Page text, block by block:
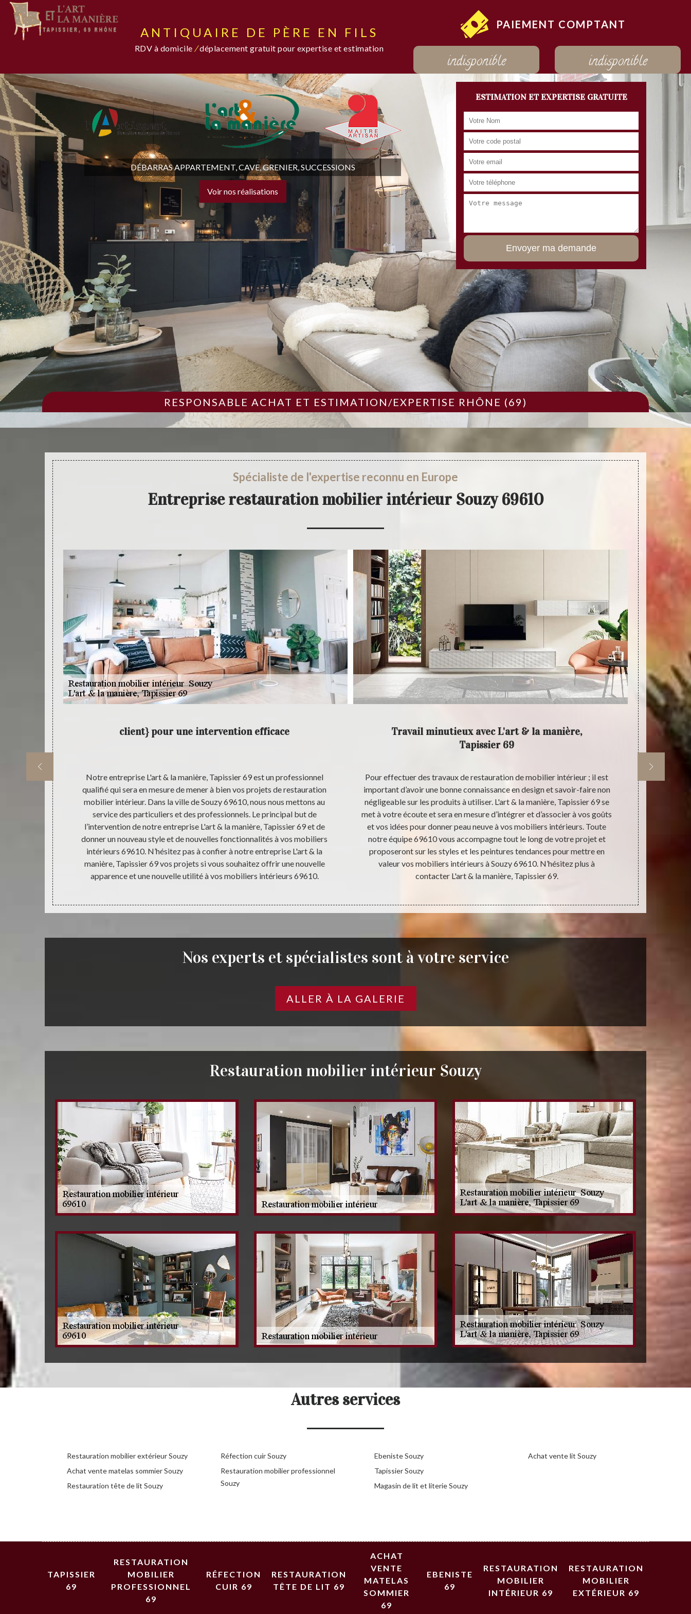
ANTIQUAIRE DE PÈRE EN FILS
RDV à domicile /déplacement gratuit pour expertise et estimation
PAIEMENT COMPTANT
indisponible indisponible
DÉBARRAS APPARTEMENT, CAVE, GRENIER, SUCCESSIONS
Voir nos réalisations
ESTIMATION ET EXPERTISE GRATUITE
RESPONSABLE ACHAT ET ESTIMATION/EXPERTISE RHÔNE (69)
Spécialiste de l'expertise reconnu en Europe
Entreprise restauration mobilier intérieur Souzy 69610
client} pour une intervention efficace
Notre entreprise L'art & la manière, Tapissier 69 est un professionnel
qualifié qui sera en mesure de mener à bien vos projets de restauration
mobilier intérieur. Dans la ville de Souzy 69610, nous nous mettons au
service des particuliers et des professionnels. Le principal but de
l’intervention de notre entreprise L'art & la manière, Tapissier 69 et de
donner un nouveau style et de nouvelles fonctionnalités à vos mobiliers
intérieurs 69610. N’hésitez pas à confier à notre entreprise L'art & la
manière, Tapissier 69 vos projets si vous souhaitez offrir une nouvelle
apparence et une nouvelle utilité à vos mobiliers intérieurs 69610.
Travail minutieux avec L'art & la manière,
Tapissier 69
Pour effectuer des travaux de restauration de mobilier intérieur ; il est
important d’avoir une bonne connaissance en design et savoir-faire non
négligeable sur les produits à utiliser. L'art & la manière, Tapissier 69 se
met à votre écoute et sera en mesure d’intégrer et d’associer à vos goûts
et vos idées pour donner peau neuve à vos mobiliers intérieurs. Toute
notre équipe 69610 vous accompagne tout le long de votre projet et
proposeront sur les styles et les peintures tendances pour mettre en
valeur vos mobiliers intérieurs à Souzy 69610. N’hésitez plus à
contacter L'art & la manière, Tapissier 69.
Nos experts et spécialistes sont à votre service
ALLER À LA GALERIE
Restauration mobilier intérieur Souzy
Autres services
Restauration mobilier extérieur Souzy
Achat vente matelas sommier Souzy
Restauration tête de lit Souzy
Réfection cuir Souzy
Restauration mobilier professionnel
Souzy
Ebeniste Souzy
Tapissier Souzy
Magasin de lit et literie Souzy
Achat vente lit Souzy
TAPISSIER
69
RESTAURATION
MOBILIER
PROFESSIONNEL
69
RÉFECTION
CUIR 69
RESTAURATION
TÊTE DE LIT 69
ACHAT
VENTE
MATELAS
SOMMIER
69
EBENISTE
69
RESTAURATION
MOBILIER
INTÉRIEUR 69
RESTAURATION
MOBILIER
EXTÉRIEUR 69